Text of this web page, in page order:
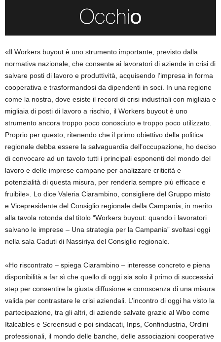
«Il Workers buyout è uno strumento importante, previsto dalla
normativa nazionale, che consente ai lavoratori di aziende in crisi di
salvare posti di lavoro e produttività, acquisendo l’impresa in forma
cooperativa e trasformandosi da dipendenti in soci. In una regione
come la nostra, dove esiste il record di crisi industriali con migliaia e
migliaia di posti di lavoro a rischio, il Workers buyout è uno
strumento ancora troppo poco conosciuto e troppo poco utilizzato.
Proprio per questo, ritenendo che il primo obiettivo della politica
regionale debba essere la salvaguardia dell’occupazione, ho deciso
di convocare ad un tavolo tutti i principali esponenti del mondo del
lavoro e delle imprese campane per analizzare criticità e
potenzialità di questa misura, per renderla sempre più efficace e
fruibile». Lo dice Valeria Ciarambino, consigliere del Gruppo misto
e Vicepresidente del Consiglio regionale della Campania, in merito
alla tavola rotonda dal titolo “Workers buyout: quando i lavoratori
salvano le imprese – Una strategia per la Campania” svoltasi oggi
nella sala Caduti di Nassiriya del Consiglio regionale.
«Ho riscontrato – spiega Ciarambino – interesse concreto e piena
disponibilità a far sì che quello di oggi sia solo il primo di successivi
step per consentire la giusta diffusione e conoscenza di una misura
valida per contrastare le crisi aziendali. L’incontro di oggi ha visto la
partecipazione, tra gli altri, di aziende salvate grazie al Wbo come
Italcables e Screensud e poi sindacati, Inps, Confindustria, Ordini
professionali, il mondo delle banche, delle associazioni cooperative